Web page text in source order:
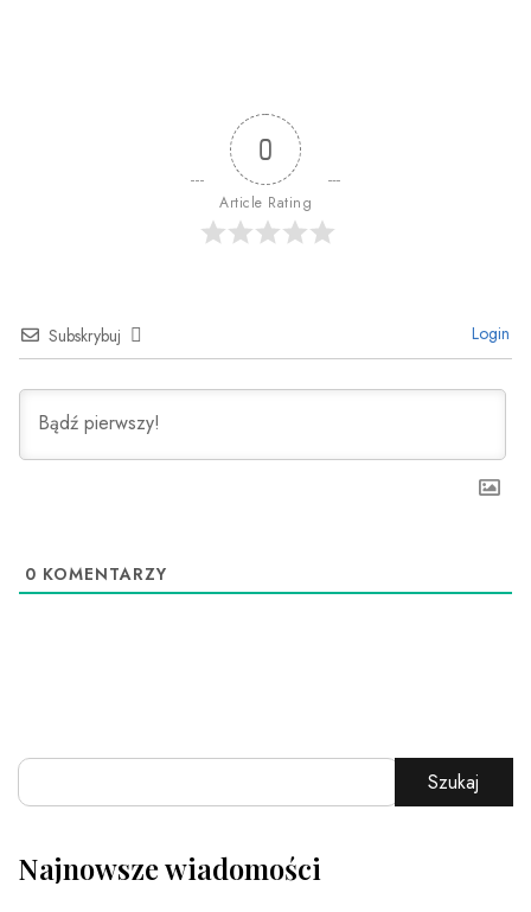
0
Article Rating
Subskrybuj Login
0 KOMENTARZY
Szukaj
Najnowsze wiadomości